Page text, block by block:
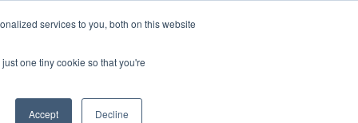
services to you, both on this website
one tiny cookie so that you're
Accept Decline
us Log in Contact us